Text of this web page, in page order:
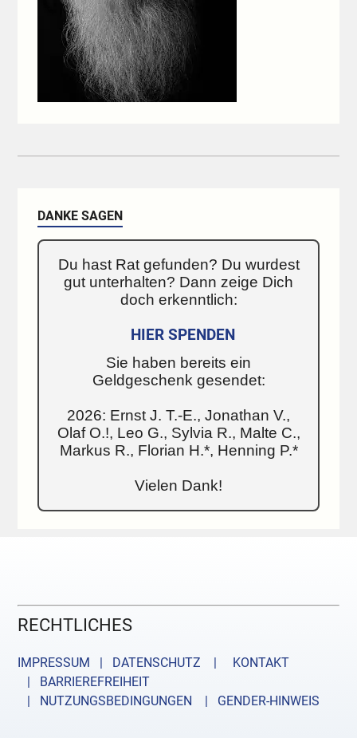
DANKE SAGEN
Du hast Rat gefunden? Du wurdest
gut unterhalten? Dann zeige Dich
doch erkenntlich:
HIER SPENDEN
Sie haben bereits ein
Geldgeschenk gesendet:
2026: Ernst J. T.-E., Jonathan V.,
Olaf O.!, Leo G., Sylvia R., Malte C.,
Markus R., Florian H.*, Henning P.*
Vielen Dank!
RECHTLICHES
IMPRESSUM | DATENSCHUTZ |
KONTAKT
| BARRIEREFREIHEIT
| NUTZUNGSBEDINGUNGEN
| GENDER-HINWEIS